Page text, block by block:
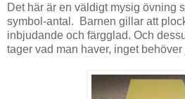
Det här är en väldigt mysig övning
symbol-antal. Barnen gillar att
inbjudande och färgglad. Och
tager vad man haver, inget